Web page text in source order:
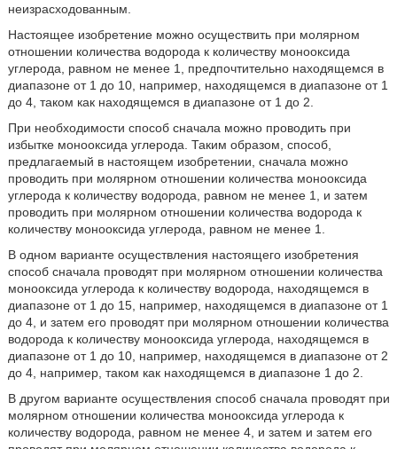
неизрасходованным.
Настоящее изобретение можно осуществить при молярном
отношении количества водорода к количеству монооксида
углерода, равном не менее 1, предпочтительно находящемся в
диапазоне от 1 до 10, например, находящемся в диапазоне от 1
до 4, таком как находящемся в диапазоне от 1 до 2.
При необходимости способ сначала можно проводить при
избытке монооксида углерода. Таким образом, способ,
предлагаемый в настоящем изобретении, сначала можно
проводить при молярном отношении количества монооксида
углерода к количеству водорода, равном не менее 1, и затем
проводить при молярном отношении количества водорода к
количеству монооксида углерода, равном не менее 1.
В одном варианте осуществления настоящего изобретения
способ сначала проводят при молярном отношении количества
монооксида углерода к количеству водорода, находящемся в
диапазоне от 1 до 15, например, находящемся в диапазоне от 1
до 4, и затем его проводят при молярном отношении количества
водорода к количеству монооксида углерода, находящемся в
диапазоне от 1 до 10, например, находящемся в диапазоне от 2
до 4, например, таком как находящемся в диапазоне 1 до 2.
В другом варианте осуществления способ сначала проводят при
молярном отношении количества монооксида углерода к
количеству водорода, равном не менее 4, и затем и затем его